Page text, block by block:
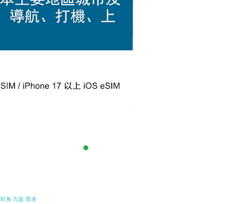
Chill eSIM 日本Docomo 全
旺角 九龍 香港